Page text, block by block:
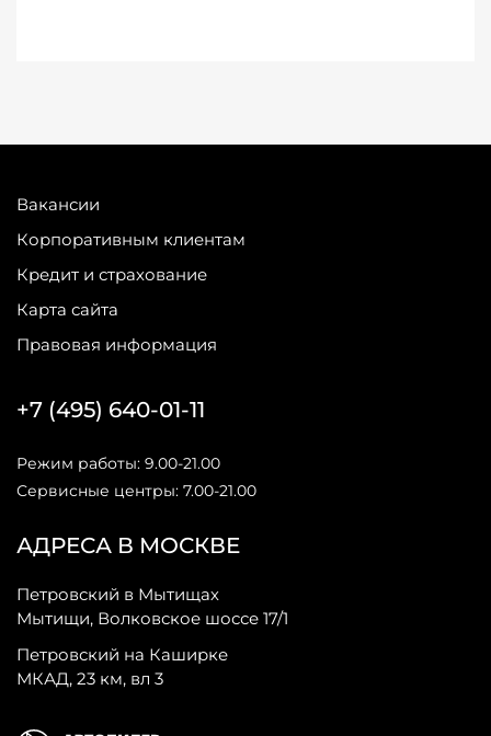
Вакансии
Корпоративным клиентам
Кредит и страхование
Карта сайта
Правовая информация
АДРЕСА В МОСКВЕ
Петровский в Мытищах
Мытищи, Волковское шоссе 17/1
Петровский на Каширке
МКАД, 23 км, вл 3
+7 (495) 640-01-11
Режим работы: 9.00-21.00
Сервисные центры: 7.00-21.00